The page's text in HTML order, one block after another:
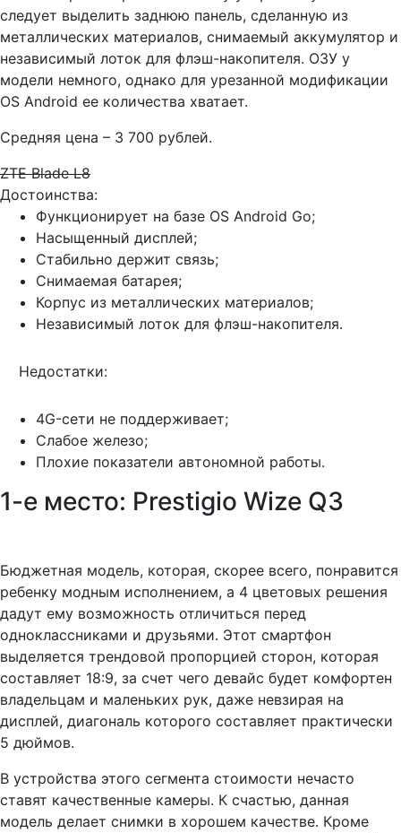
следует выделить заднюю панель, сделанную из
металлических материалов, снимаемый аккумулятор и
независимый лоток для флэш-накопителя. ОЗУ у
модели немного, однако для урезанной модификации
OS Android ее количества хватает.
Средняя цена – 3 700 рублей.
ZTE Blade L8
Достоинства:
Функционирует на базе OS Android Go;
Насыщенный дисплей;
Стабильно держит связь;
Снимаемая батарея;
Корпус из металлических материалов;
Независимый лоток для флэш-накопителя.
Недостатки:
4G-сети не поддерживает;
Слабое железо;
Плохие показатели автономной работы.
1-е место: Prestigio Wize Q3
Бюджетная модель, которая, скорее всего, понравится
ребенку модным исполнением, а 4 цветовых решения
дадут ему возможность отличиться перед
одноклассниками и друзьями. Этот смартфон
выделяется трендовой пропорцией сторон, которая
составляет 18:9, за счет чего девайс будет комфортен
владельцам и маленьких рук, даже невзирая на
дисплей, диагональ которого составляет практически
5 дюймов.
В устройства этого сегмента стоимости нечасто
ставят качественные камеры. К счастью, данная
модель делает снимки в хорошем качестве. Кроме